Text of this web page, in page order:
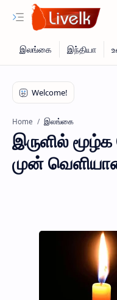
Home இலங்கை
இருளில் மூழ்க
முன் வெளியான